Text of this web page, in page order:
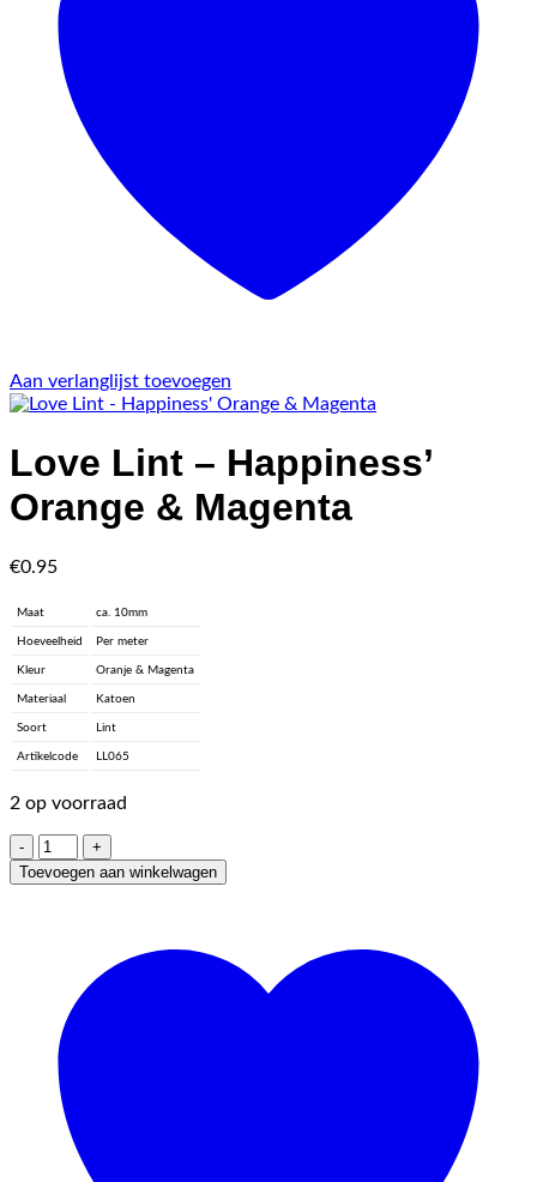
Aan verlanglijst toevoegen
Love Lint – Happiness’
Orange & Magenta
€0.95
Maat ca. 10mm
Hoeveelheid Per meter
Kleur Oranje & Magenta
Materiaal Katoen
Soort Lint
Artikelcode LL065
2 op voorraad
Love
Lint
-
Magenta
aantal
Toevoegen aan winkelwagen